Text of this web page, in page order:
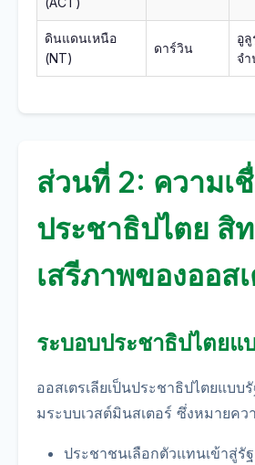
ดินแดนเหนือ
(NT)
ดาร์วิน
อู
จ
ส่วนที่ 2: ความเ
ประชาธิปไตย สิ
เสรีภาพของออส
ระบอบประชาธิปไตยแ
ออสเตรเลียเป็นประชาธิปไตยแบบ
มระบบเวสต์มินสเตอร์ ซึ่งหมายคว
ประชาชนเลือกตัวแทนเข้าสู่รั